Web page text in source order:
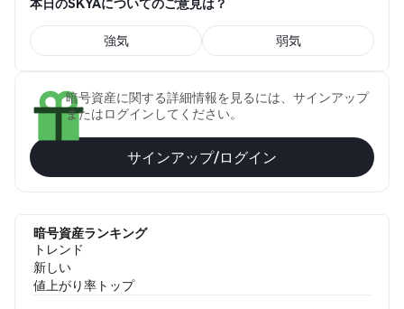
強気 弱気
暗号資産に関する詳細情報を見るには、サインアップ
またはログインしてください。
サインアップ/ログイン
暗号資産ランキング
トレンド
新しい
値上がり率トップ